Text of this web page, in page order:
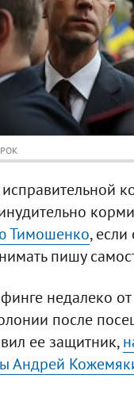
Тимошенко,
пишу
недалеко от
после
ее защитник,
Андрей